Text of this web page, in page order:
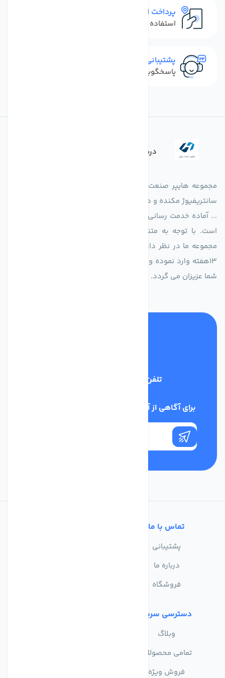
پرداخت امن
استفاده از روش‌های پرداخت امن
پشتیبانی سریع
پاسخگویی سریع به تماس‌ها و پیام‌ها
درباره فروشگاه
مجموعه هایپر صنعت ایران در امر تولید و واردات انواع فن های
سانتریفیوژ مکنده و دمنده آکسیال، سقفی، بین کانالی، مرغداری و
... آماده خدمت رسانی به شرکت های تولیدی، صنعتی و ساختمانی
است. با توجه به متنوع بودن فن های تولیدی کمپانی اروپایی
مجموعه ما در نظر دارد کالاهای تخصصی شما عزیزان رو در صرف
13هفته وارد نموده و این عمر باعث صرفه جویی در هزینه و زمان
شما عزیزان می گردد.
تلفن پشتیبانی
برای آگاهی از آخرین اخبار در خبرنامه ما عضو شوید
تماس با ما
پشتیبانی
درباره ما
فروشگاه
دسترسی سریع
وبلاگ
تمامی محصولات
فروش ویژه